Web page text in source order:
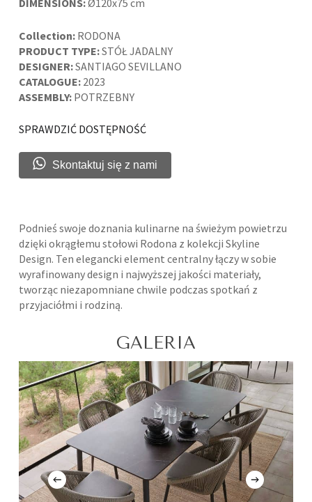
Collection: RODONA
PRODUCT TYPE:STÓŁ JADALNY
DESIGNER:SANTIAGO SEVILLANO
CATALOGUE: 2023
ASSEMBLY: POTRZEBNY
SPRAWDZIĆ DOSTĘPNOŚĆ
Skontaktuj się z nami
Podnieś swoje doznania kulinarne na świeżym powietrzu
dzięki okrągłemu stołowi Rodona z kolekcji Skyline
Design. Ten elegancki element centralny łączy w sobie
wyrafinowany design i najwyższej jakości materiały,
tworząc niezapomniane chwile podczas spotkań z
przyjaciółmi i rodziną.
GALERIA